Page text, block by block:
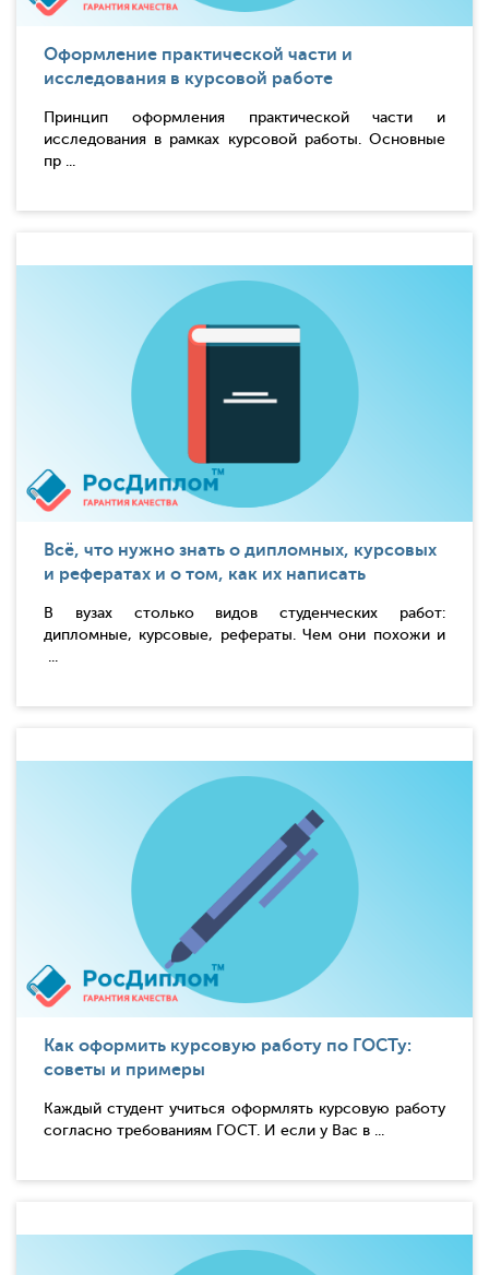
Оформление практической части и
исследования в курсовой работе
Принцип оформления практической части и
исследования в рамках курсовой работы. Основные
пр ...
Всё, что нужно знать о дипломных, курсовых
и рефератах и о том, как их написать
В вузах столько видов студенческих работ:
дипломные, курсовые, рефераты. Чем они похожи и
Как оформить курсовую работу по ГОСТу:
советы и примеры
Каждый студент учиться оформлять курсовую работу
согласно требованиям ГОСТ. И если у Вас в ...